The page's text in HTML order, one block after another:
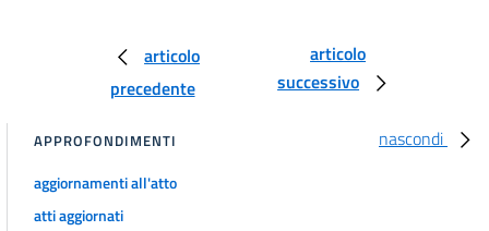
L'AUTORIZZAZIONE INTEGRATA AMBIENTALE))
29 bis
29 quater
29 quinquies
29 sexies
articolo
precedente
articolo
successivo
nascondi
APPROFONDIMENTI
aggiornamenti all'atto
atti aggiornati